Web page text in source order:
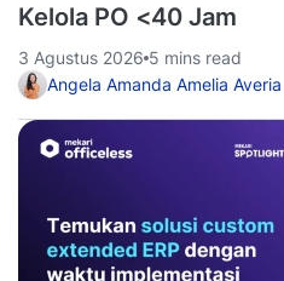
Kelola PO <40 Jam
3 Agustus 2026 5 mins read
Angela Amanda Amelia Averia